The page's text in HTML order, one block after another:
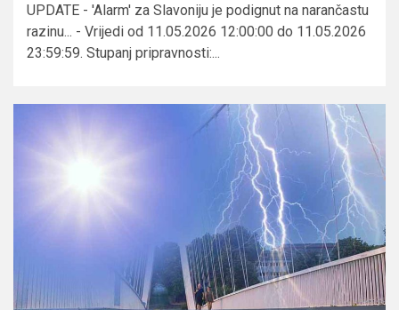
UPDATE - 'Alarm' za Slavoniju je podignut na narančastu
razinu... - Vrijedi od 11.05.2026 12:00:00 do 11.05.2026
23:59:59. Stupanj pripravnosti:...